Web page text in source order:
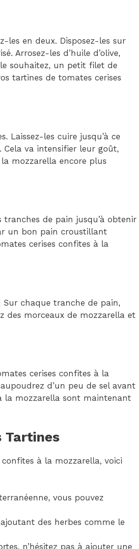
les en deux. Disposez-les sur
Arrosez-les d’huile d’olive,
souhaitez, un petit filet de
tartines de tomates cerises
Laissez-les cuire jusqu’à ce
Cela va intensifier leur goût,
mozzarella encore plus
de pain jusqu’à obtenir
un bon pain croustillant
cerises confites à la
Sur chaque tranche de pain,
des morceaux de mozzarella et
cerises confites à la
d’un peu de sel avant
la mozzarella sont maintenant
Tartines
à la mozzarella, voici
vous pouvez
des herbes comme le
n’hésitez pas à ajouter une